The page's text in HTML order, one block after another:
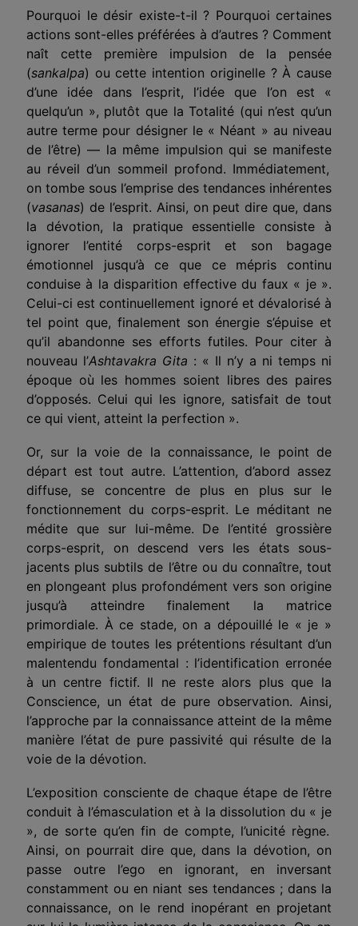
Pourquoi le désir existe-t-il ? Pourquoi certaines
actions sont-elles préférées à d’autres ? Comment
naît cette première impulsion de la pensée
(sankalpa) ou cette intention originelle ? À cause
d’une idée dans l’esprit, l’idée que l’on est «
quelqu’un », plutôt que la Totalité (qui n’est qu’un
autre terme pour désigner le « Néant » au niveau
de l’être) — la même impulsion qui se manifeste
au réveil d’un sommeil profond. Immédiatement,
on tombe sous l’emprise des tendances inhérentes
(vasanas) de l’esprit. Ainsi, on peut dire que, dans
la dévotion, la pratique essentielle consiste à
ignorer l’entité corps-esprit et son bagage
émotionnel jusqu’à ce que ce mépris continu
conduise à la disparition effective du faux « je».
Celui-ci est continuellement ignoré et dévalorisé à
tel point que, finalement son énergie s’épuise et
qu’il abandonne ses efforts futiles. Pour citer à
nouveau l’Ashtavakra Gita : « Il n’y a ni temps ni
époque où les hommes soient libres des paires
d’opposés. Celui qui les ignore, satisfait de tout
ce qui vient, atteint la perfection ».
Or, sur la voie de la connaissance, le point de
départ est tout autre. L’attention, d’abord assez
diffuse, se concentre de plus en plus sur le
fonctionnement du corps-esprit. Le méditant ne
médite que sur lui-même. De l’entité grossière
corps-esprit, on descend vers les états sous-
jacents plus subtils de l’être ou du connaître, tout
en plongeant plus profondémentvers son origine
jusqu’à atteindre finalement la matrice
primordiale. À ce stade, on a dépouillé le « je »
empirique de toutes les prétentions résultant d’un
malentendu fondamental : l’identification erronée
à un centre fictif. Il ne reste alors plus que la
Conscience, un état de pure observation. Ainsi,
l’approche par la connaissance atteint de la même
manière l’état de pure passivité qui résulte de la
voie de la dévotion.
L’exposition consciente de chaque étape de l’être
conduit à l’émasculation et à la dissolution du « je
», de sorte qu’en fin de compte, l’unicité règne.
Ainsi, on pourrait dire que, dans la dévotion, on
passe outre l’ego en ignorant, en inversant
constamment ou en niant ses tendances ; dans la
connaissance, on le rend inopérant en projetant